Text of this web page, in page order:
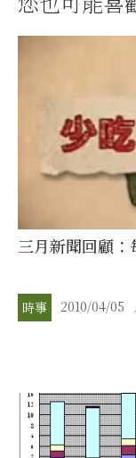
三月新聞回顧
時事 2010/04/05